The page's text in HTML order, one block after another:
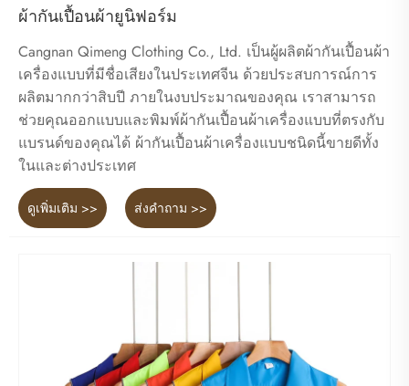
ผ้ากันเปื้อนผ้ายูนิฟอร์ม
Cangnan Qimeng Clothing Co., Ltd. เป็นผู้ผลิตผ้ากันเปื้อนผ้า
เครื่องแบบที่มีชื่อเสียงในประเทศจีน ด้วยประสบการณ์การ
ผลิตมากกว่าสิบปี ภายในงบประมาณของคุณ เราสามารถ
ช่วยคุณออกแบบและพิมพ์ผ้ากันเปื้อนผ้าเครื่องแบบที่ตรงกับ
แบรนด์ของคุณได้ ผ้ากันเปื้อนผ้าเครื่องแบบชนิดนี้ขายดีทั้ง
ในและต่างประเทศ
ดูเพิ่มเติม >> ส่งคำถาม >>